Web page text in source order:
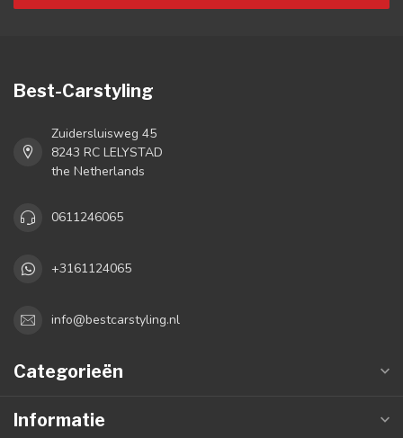
Best-Carstyling
Zuidersluisweg 45
8243 RC LELYSTAD
the Netherlands
0611246065
+3161124065
info@bestcarstyling.nl
Categorieën
Informatie